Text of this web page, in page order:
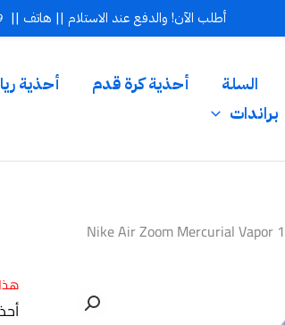
السلة أحذية كرة قدم أحذية
براندات
Nike Air Zoom Mercurial
أطلب الآن! والدفع عند الاستلام || هاتف ||